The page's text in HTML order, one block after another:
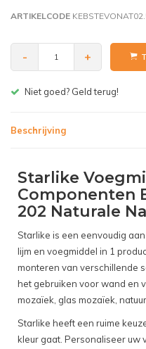
ARTIKELCODE
- +
Gratis bezorgen v.a. € 150,-
Beschrijving
Starlike
Componenten
202 Naturale
Starlike is een eenvoudig
lijm en voegmiddel in 1
monteren van verschillende
het gebruiken voor wand en
mozaïek, glas mozaïek,
Starlike heeft een ruime
kleur gaat. Personaliseer uw